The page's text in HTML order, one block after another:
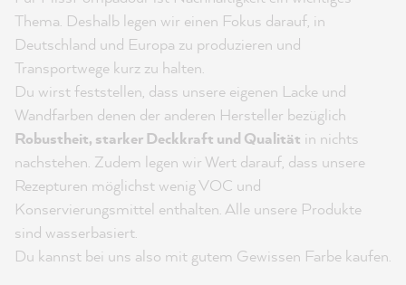
Thema. Deshalb legen wir einen Fokus darauf, in
Deutschland und Europa zu produzieren und
Transportwege kurz zu halten.
Du wirst feststellen, dass unsere eigenen Lacke und
Wandfarben denen der anderen Hersteller bezüglich
Robustheit, starker Deckkraft und Qualität in nichts
nachstehen. Zudem legen wir Wert darauf, dass unsere
Rezepturen möglichst wenig VOC und
Konservierungsmittel enthalten. Alle unsere Produkte
sind wasserbasiert.
Du kannst bei uns also mit gutem Gewissen Farbe kaufen.